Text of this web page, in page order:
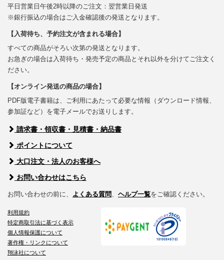
平日営業日午後2時以降のご注文：翌営業日発送
※銀行振込の場合はご入金確認後の発送となります。
【入荷待ち、予約注文が含まれる場合】
すべての商品がそろい次第の発送となります。
お急ぎの場合は入荷待ち・発売予定の商品とそれ以外を分けてご注文く
ださい。
【オンライン発送の商品の場合】
PDF版電子書籍は、ご利用にあたって必要な情報（ダウンロード情報、
参加証など）を電子メールでお送りします。
請求書・領収書・見積書・納品書
ポイントについて
大口注文・法人のお客様へ
お問い合わせはこちら
お問い合わせの前に、 よくある質問、 ヘルプ一覧をご確認ください。
利用規約
特定商取引法に基づく表示
個人情報保護について
著作権・リンクについて
翔泳社について